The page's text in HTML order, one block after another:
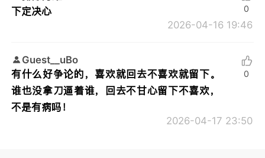
下定决心
2026-04-16 19:46
0
Guest__uBo
有什么好争论的，喜欢就回去不喜欢就留下。
谁也没拿刀逼着谁，回去不甘心留下不喜欢，
不是有病吗！
2026-04-17 23:50
0